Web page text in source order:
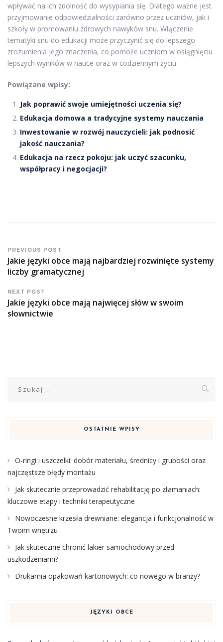
wpływać na ich zdolność do wysypiania się. Dlatego ważne jest
przyjmowanie odpowiedzialności zarówno przez uczniów, jak i
szkoły w promowaniu zdrowych nawyków snu. Włączenie
tematyki snu do edukacji może przyczynić się do lepszego
zrozumienia jego znaczenia, co pomoże uczniom w osiągnięciu
lepszych wyników w nauce oraz w codziennym życiu.
Powiązane wpisy:
Jak poprawić swoje umiejętności uczenia się?
Edukacja domowa a tradycyjne systemy nauczania
Inwestowanie w rozwój nauczycieli: jak podnosić
jakość nauczania?
Edukacja na rzecz pokoju: jak uczyć szacunku,
współpracy i negocjacji?
PREVIOUS POST
Jakie języki obce mają najbardziej rozwinięte systemy
liczby gramatycznej
NEXT POST
Jakie języki obce mają najwięcej słów w swoim
słownictwie
OSTATNIE WPISY
O-ringi i uszczelki: dobór materiału, średnicy i grubości oraz
najczęstsze błędy montażu
Jak skutecznie przeprowadzić rehabilitację po złamaniach:
kluczowe etapy i techniki terapeutyczne
Nowoczesne krzesła drewniane: elegancja i funkcjonalność w
Twoim wnętrzu
Jak skutecznie chronić lakier samochodowy przed
uszkodzeniami?
Drukarnia opakowań kartonowych: co nowego w branży?
JĘZYKI OBCE